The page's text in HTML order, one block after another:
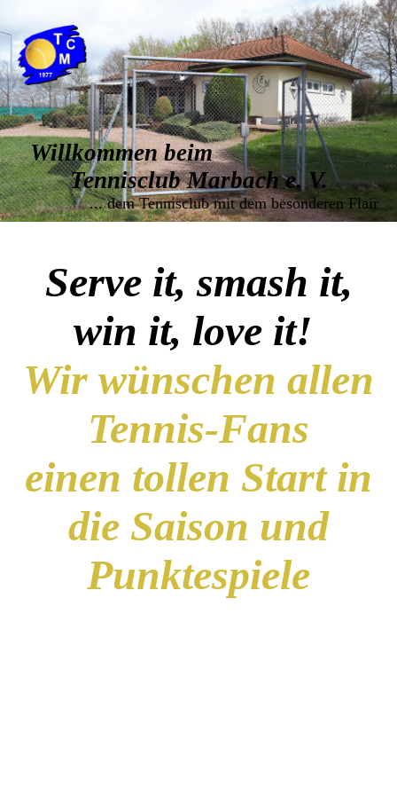
Willkommen beim
Tennisclub Marbach e. V.
... dem Tennisclub mit dem besonderen Flair
Serve it, smash it,
win it, love it!
Wir wünschen allen
Tennis-Fans
einen tollen Start in
die Saison und
Punktespiele